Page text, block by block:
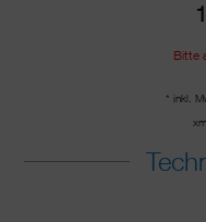
Bitte
* inkl.